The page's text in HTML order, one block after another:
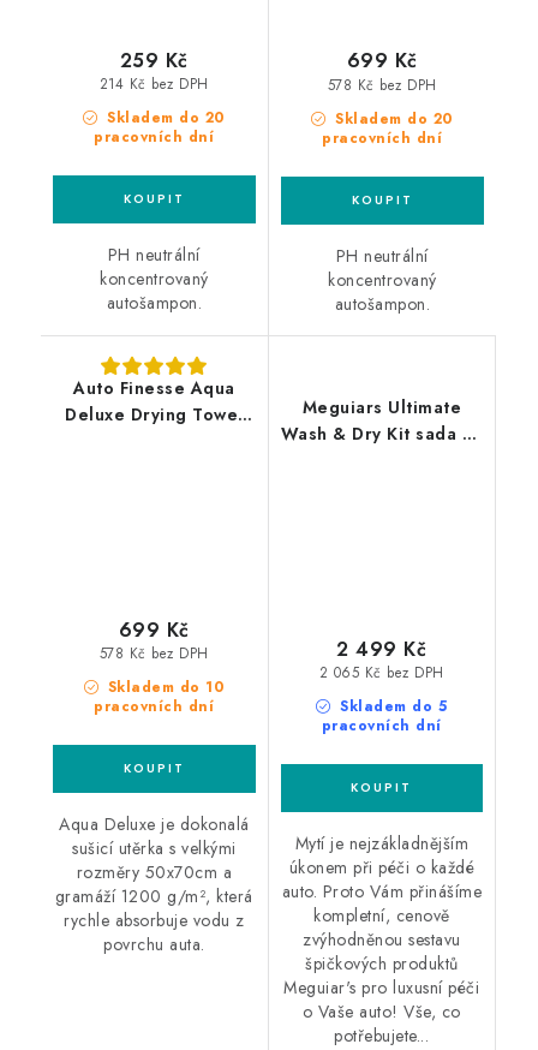
Skladem do 20
pracovních dní
214 Kč bez DPH
259 Kč
PH neutrální
koncentrovaný
autošampon.
Skladem do 20
pracovních dní
578 Kč bez DPH
699 Kč
PH neutrální
koncentrovaný
autošampon.
Auto Finesse Aqua
Deluxe Drying Towel
Skladem do 10
pracovních dní
578 Kč bez DPH
699 Kč
Aqua Deluxe je dokonalá
sušicí utěrka s velkými
rozměry 50x70cm a
gramáží 1200 g/m², která
rychle absorbuje vodu z
povrchu auta.
Meguiars Ultimate
Wash & Dry Kit sada na
Skladem do 5
pracovních dní
2 065 Kč bez DPH
2 499 Kč
Mytí je nejzákladnějším
úkonem při péči o každé
auto. Proto Vám přinášíme
kompletní, cenově
zvýhodněnou sestavu
špičkových produktů
Meguiar's pro luxusní péči
o Vaše auto! Vše, co
potřebujete...